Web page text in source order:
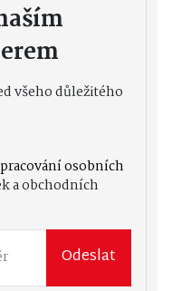
všeho důležitého
osobních
a obchodních
Odeslat